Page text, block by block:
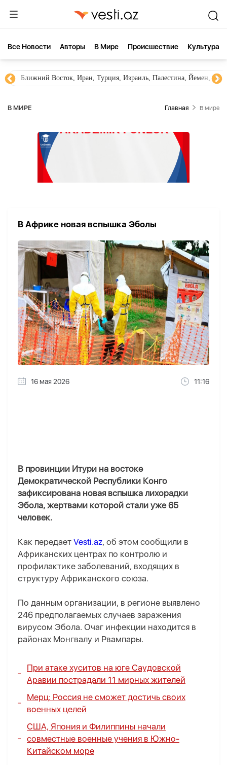
Все Новости Aвторы В Мире Происшествие Культура
Ближний Восток, Иран, Турция, Израиль, Палестина, Йемен,
В МИРЕ Главная В мире
В Африке новая вспышка Эболы
16 мая 2026 11:16
В провинции Итури на востоке
Демократической Республики Конго
зафиксирована новая вспышка лихорадки
Эбола, жертвами которой стали уже 65
человек.
Как передает Vesti.az, об этом сообщили в
Африканских центрах по контролю и
профилактике заболеваний, входящих в
структуру Африканского союза.
По данным организации, в регионе выявлено
246 предполагаемых случаев заражения
вирусом Эбола. Очаг инфекции находится в
районах Монгвалу и Рвампары.
При атаке хуситов на юге Саудовской
Аравии пострадали 11 мирных жителей
Мерц: Россия не сможет достичь своих
военных целей
США, Япония и Филиппины начали
совместные военные учения в Южно-
Китайском море